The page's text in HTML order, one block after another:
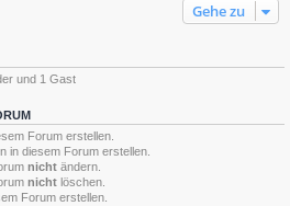
Gehe zu
und 1 Gast
Forum erstellen.
in diesem Forum erstellen.
nicht ändern.
nicht löschen.
Forum erstellen.